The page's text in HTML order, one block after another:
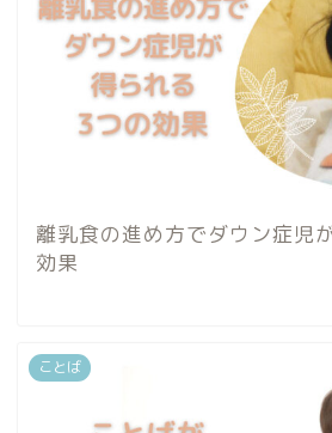
離乳食の進め方でダウン症児
効果
ことば